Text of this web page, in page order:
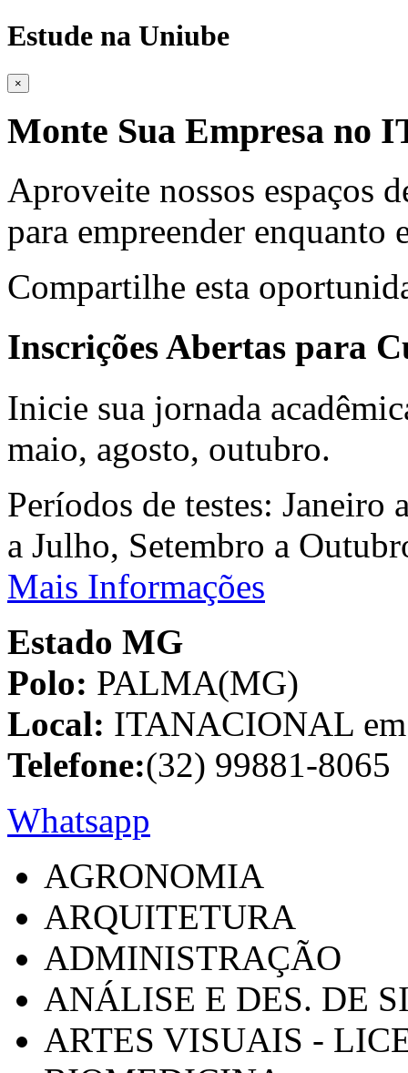
Estude na Uniube
×
Monte Sua Empresa no
Aproveite nossos espaços
para empreender enquanto
Compartilhe esta
Inscrições Abertas para
Inicie sua jornada
maio, agosto, outubro.
Períodos de testes:
a Julho, Setembro a
Mais Informações
Estado MG
Polo: PALMA(MG)
Local: ITANACIONAL
Telefone:(32) 99881-8065
Whatsapp
AGRONOMIA
ARQUITETURA
ADMINISTRAÇÃO
ANÁLISE E DES. DE
ARTES VISUAIS -